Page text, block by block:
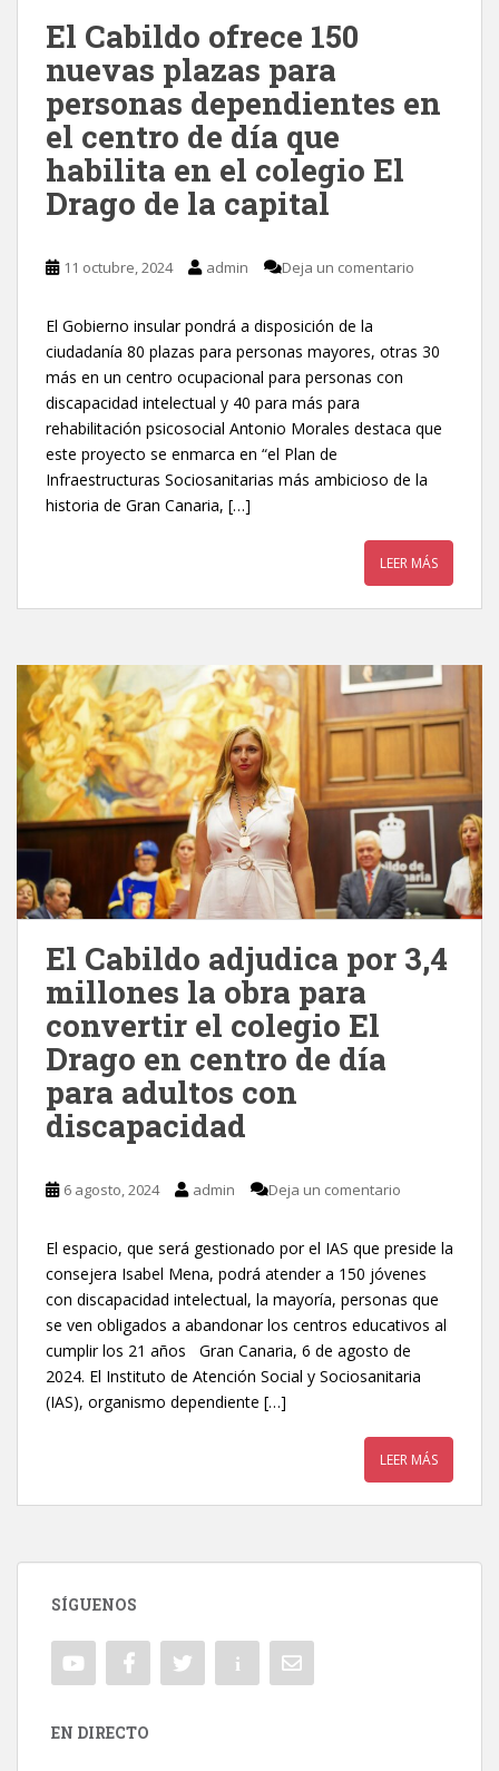
El Cabildo ofrece 150
nuevas plazas para
personas dependientes en
el centro de día que
habilita en el colegio El
Drago de la capital
11 octubre, 2024 admin Deja un comentario
El Gobierno insular pondrá a disposición de la
ciudadanía 80 plazas para personas mayores, otras 30
más en un centro ocupacional para personas con
discapacidad intelectual y 40 para más para
rehabilitación psicosocial Antonio Morales destaca que
este proyecto se enmarca en “el Plan de
Infraestructuras Sociosanitarias más ambicioso de la
historia de Gran Canaria, […]
LEER MÁS
El Cabildo adjudica por 3,4
millones la obra para
convertir el colegio El
Drago en centro de día
para adultos con
discapacidad
6 agosto, 2024 admin Deja un comentario
El espacio, que será gestionado por el IAS que preside la
consejera Isabel Mena, podrá atender a 150 jóvenes
con discapacidad intelectual, la mayoría, personas que
se ven obligados a abandonar los centros educativos al
cumplir los 21 años Gran Canaria, 6 de agosto de
2024. El Instituto de Atención Social y Sociosanitaria
(IAS), organismo dependiente […]
LEER MÁS
SÍGUENOS
EN DIRECTO